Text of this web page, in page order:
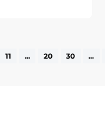
11 ... 20 30 ...